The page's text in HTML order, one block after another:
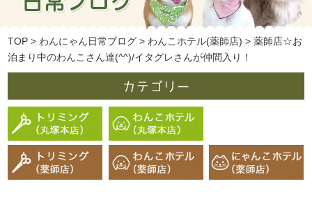
TOP > わんにゃん日常ブログ > わんこホテル(薬師店) >薬師店☆お
泊まり中のわんこさん達(^^)/イタグレさんが仲間入り！